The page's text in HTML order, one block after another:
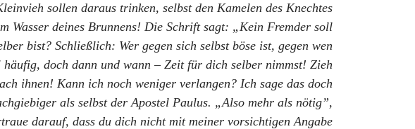
sollen daraus trinken, selbst den Kamelen des Knechtes
Wasser deines Brunnens! Die Schrift sagt: „Kein Fremder soll
bist? Schließlich: Wer gegen sich selbst böse ist, gegen wen
doch dann und wann – Zeit für dich selber nimmst! Zieh
ihnen! Kann ich noch weniger verlangen? Ich sage das doch
als selbst der Apostel Paulus. „Also mehr als nötig”,
darauf, dass du dich nicht mit meiner vorsichtigen Angabe